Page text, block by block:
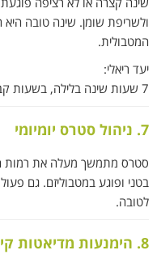
ולשריפת שומן. שינה טובה
המטבולית.
יעד ריאלי:
7 שעות שינה בלילה, בשעות קבועות.
7. ניהול סטרס יומיומי
סטרס מתמשך מעלה את רמות
בטני ופוגע במטבוליזם. גם
לטובה.
8. הימנעות מדיאטות קיצוניות